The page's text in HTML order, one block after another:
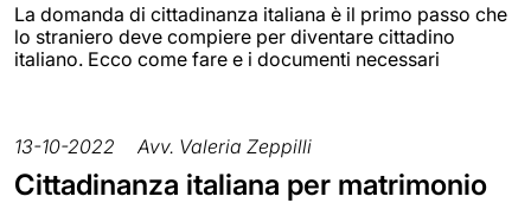
La domanda di cittadinanza italiana è il primo passo che
lo straniero deve compiere per diventare cittadino
italiano. Ecco come fare e i documenti necessari
13-10-2022 Avv. Valeria Zeppilli
Cittadinanza italiana per matrimonio